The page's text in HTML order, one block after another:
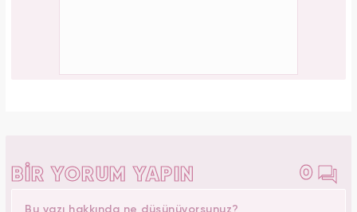
BİR YORUM YAPIN 0